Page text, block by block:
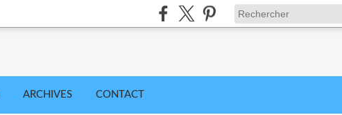
ARCHIVES CONTACT